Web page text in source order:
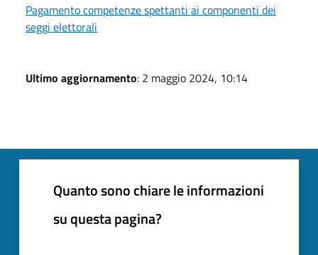
Pagamento competenze spettanti ai componenti dei
seggi elettorali
Ultimo aggiornamento: 2 maggio 2024, 10:14
Quanto sono chiare le informazioni
su questa pagina?